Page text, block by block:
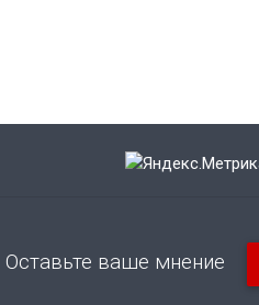
Оставьте ваше мнение